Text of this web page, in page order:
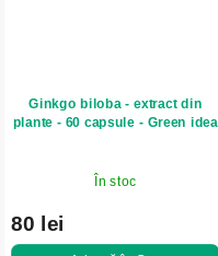
Ginkgo biloba - extract din
plante - 60 capsule - Green idea
În stoc
80 lei